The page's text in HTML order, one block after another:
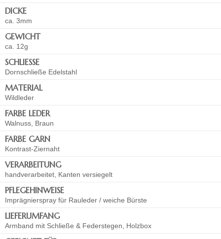
DICKE
ca. 3mm
GEWICHT
ca. 12g
SCHLIESSE
Dornschließe Edelstahl
MATERIAL
Wildleder
FARBE LEDER
Walnuss, Braun
FARBE GARN
Kontrast-Ziernaht
VERARBEITUNG
handverarbeitet, Kanten versiegelt
PFLEGEHINWEISE
Imprägnierspray für Rauleder / weiche Bürste
LIEFERUMFANG
Armband mit Schließe & Federstegen, Holzbox